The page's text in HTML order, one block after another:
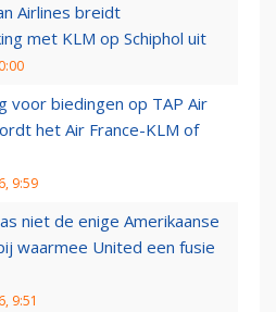
Airlines breidt
met KLM op Schiphol uit
voor biedingen op TAP Air
het Air France-KLM of
9:59
niet de enige Amerikaanse
waarmee United een fusie
9:51